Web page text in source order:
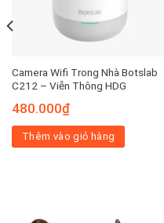
Camera Wifi Trong Nhà Botslab
C212 – Viễn Thông HDG
480.000₫
Thêm vào giỏ hàng